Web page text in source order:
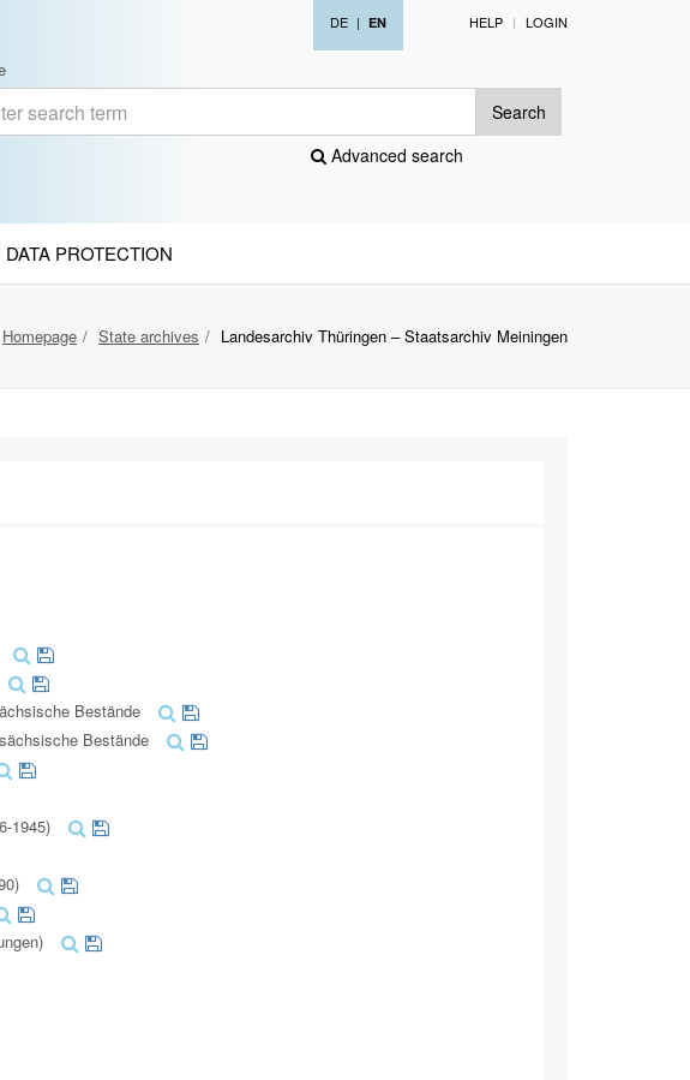
DE | EN HELP LOGIN
Search
Advanced search
DATA PROTECTION
Homepage State archives Landesarchiv Thüringen – Staatsarchiv Meiningen
Bestände
Bestände
1945)